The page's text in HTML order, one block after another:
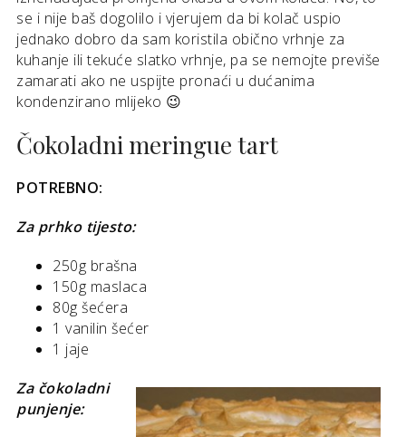
se i nije baš dogolilo i vjerujem da bi kolač uspio
jednako dobro da sam koristila obično vrhnje za
kuhanje ili tekuće slatko vrhnje, pa se nemojte previše
zamarati ako ne uspijte pronaći u dućanima
kondenzirano mlijeko 😉
Čokoladni meringue tart
POTREBNO:
Za prhko tijesto:
250g brašna
150g maslaca
80g šećera
1 vanilin šećer
1 jaje
Za čokoladni
punjenje: